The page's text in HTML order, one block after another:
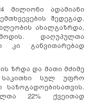
მილიონი ადამიანი
შედეგად.
ახალგაზრდა,
დაღუპულთა
კი განვითარებად
ზრდა და მათი მძიმე
საკითხი სულ უფრო
22% ქვეითად